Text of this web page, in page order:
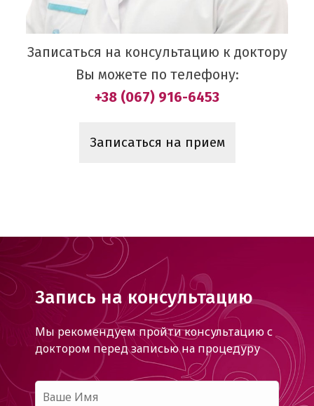
Записаться на консультацию к доктору
Вы можете по телефону:
+38 (067) 916-6453
Записаться на прием
Запись на консультацию
Мы рекомендуем пройти консультацию с
доктором перед записью на процедуру